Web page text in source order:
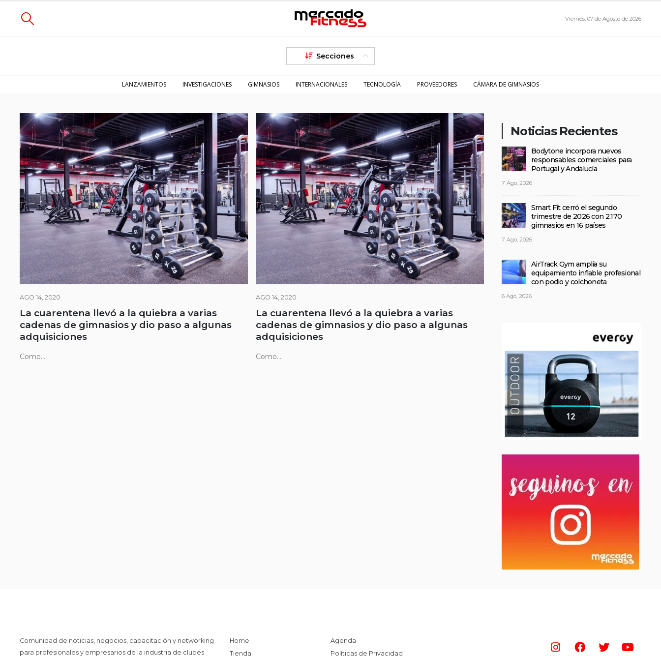
Viernes, 07 de Agosto de 2026
Secciones
LANZAMIENTOS INVESTIGACIONES GIMNASIOS INTERNACIONALES TECNOLOGÍA PROVEEDORES CÁMARA DE GIMNASIOS
AGO 14, 2020
La cuarentena llevó a la quiebra a varias
cadenas de gimnasios y dio paso a algunas
adquisiciones
Como...
AGO 14, 2020
La cuarentena llevó a la quiebra a varias
cadenas de gimnasios y dio paso a algunas
adquisiciones
Como...
Noticias Recientes
Bodytone incorpora nuevos
responsables comerciales para
Portugal y Andalucía
7 Ago, 2026
Smart Fit cerró el segundo
trimestre de 2026 con 2.170
gimnasios en 16 países
7 Ago, 2026
AirTrack Gym amplía su
equipamiento inflable profesional
con podio y colchoneta
6 Ago, 2026
Comunidad de noticias, negocios, capacitación y networking
para profesionales y empresarios de la industria de clubes
Home
Tienda
Agenda
Políticas de Privacidad